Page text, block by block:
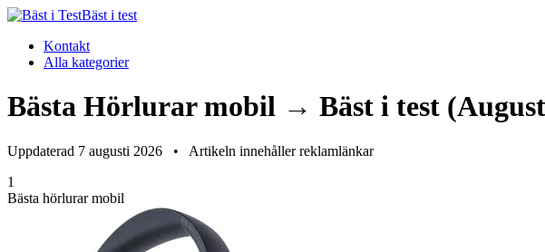
Bäst i test
Kontakt
Alla kategorier
Bästa Hörlurar mobil → Bäst i test
Uppdaterad 7 augusti 2026 •
Artikeln innehåller reklamlänkar
1
Bästa hörlurar mobil